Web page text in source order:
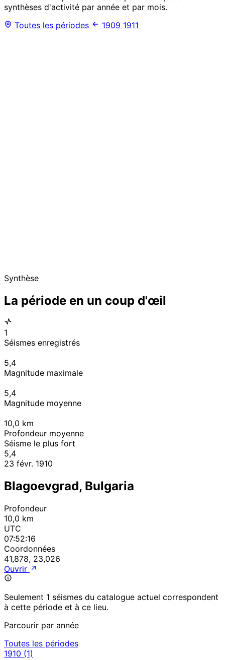
synthèses d'activité par année et par mois.
Toutes les périodes
1909 1911
Synthèse
La période en un coup d'œil
1
Séismes enregistrés
5,4
Magnitude maximale
5,4
Magnitude moyenne
10,0 km
Profondeur moyenne
Séisme le plus fort
5,4
23 févr. 1910
Blagoevgrad, Bulgaria
Profondeur
10,0 km
UTC
07:52:16
Coordonnées
41,878, 23,026
Ouvrir
Seulement 1 séismes du catalogue actuel correspondent
à cette période et à ce lieu.
Parcourir par année
Toutes les périodes
1910 (1)